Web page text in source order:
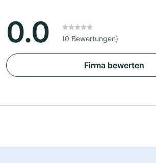
0.0 (0 Bewertungen)
Firma bewerten